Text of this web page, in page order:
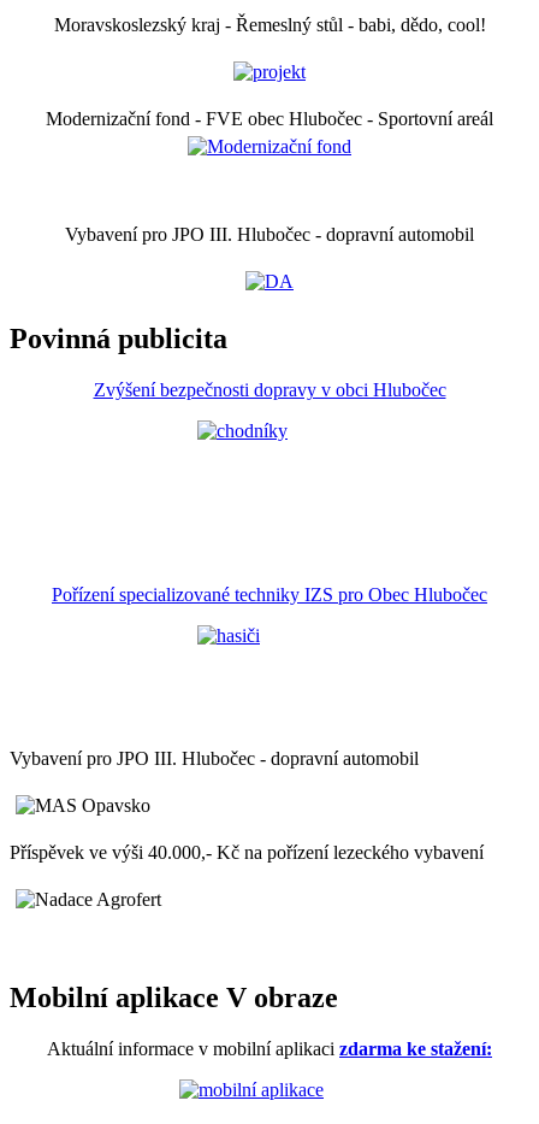
Moravskoslezský kraj - Řemeslný stůl - babi, dědo, cool!
Modernizační fond - FVE obec Hlubočec - Sportovní areál
Vybavení pro JPO III. Hlubočec - dopravní automobil
Povinná publicita
Zvýšení bezpečnosti dopravy v obci Hlubočec
Pořízení specializované techniky IZS pro Obec Hlubočec
Vybavení pro JPO III. Hlubočec - dopravní automobil
Příspěvek ve výši 40.000,- Kč na pořízení lezeckého vybavení
Mobilní aplikace V obraze
Aktuální informace v mobilní aplikaci zdarma ke stažení: